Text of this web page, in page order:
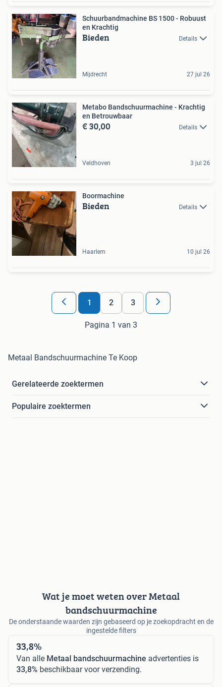
Schuurbandmachine BS 1500 - Robuust
en Krachtig
Bieden Details
Mijdrecht 27 jul 26
Metabo Bandschuurmachine - Krachtig
en Betrouwbaar
€ 30,00 Details
Veldhoven 3 jul 26
Boormachine
Bieden Details
Haarlem 10 jul 26
1 2 3
Pagina 1 van 3
Metaal Bandschuurmachine Te Koop
Gerelateerde zoektermen
Populaire zoektermen
Wat je moet weten over Metaal
bandschuurmachine
De onderstaande waarden zijn gebaseerd op je zoekopdracht en de
ingestelde filters
33,8%
Van alle Metaal bandschuurmachine advertenties is
33,8% beschikbaar voor verzending.